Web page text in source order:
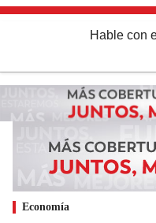
Hable con
Economía